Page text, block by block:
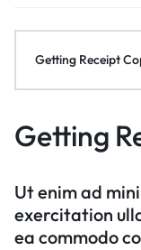
Getting
Ut enim ad
exercitation
ea commodo
Getting Receipt